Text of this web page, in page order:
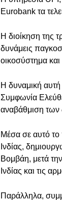
Eurobank τα
Η διοίκηση της
δυνάμεις
οικοσύστημα
Η δυναμική αυτή
Συμφωνία
αναβάθμιση των
Μέσα σε αυτό το
Ινδίας,
Βομβάη, μετά
Ινδίας και τις
Παράλληλα,